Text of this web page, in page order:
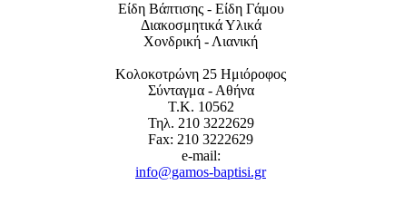
Είδη Βάπτισης - Είδη Γάμου
Διακοσμητικά Υλικά
Χονδρική - Λιανική
Κολοκοτρώνη 25 Ημιόροφος
Σύνταγμα - Αθήνα
Τ.Κ. 10562
Τηλ. 210 3222629
Fax: 210 3222629
e-mail:
info@gamos-baptisi.gr